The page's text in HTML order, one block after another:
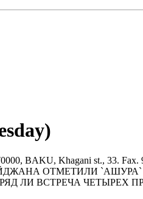
BAKU, Khagani st., 33. Fax.
ОТМЕТИЛИ
ЛИ ВСТРЕЧА ЧЕТЫРЕХ